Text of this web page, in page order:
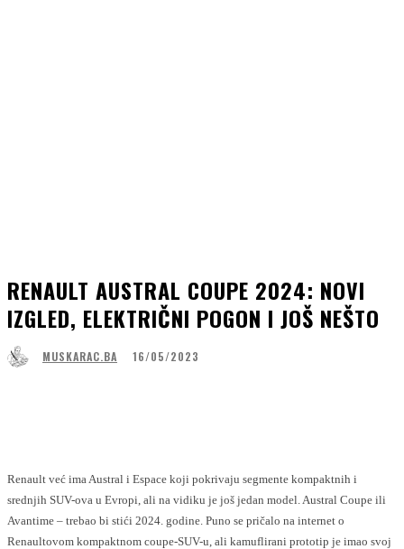
RENAULT AUSTRAL COUPE 2024: NOVI
IZGLED, ELEKTRIČNI POGON I JOŠ NEŠTO
MUSKARAC.BA 16/05/2023
Renault već ima Austral i Espace koji pokrivaju segmente kompaktnih i
srednjih SUV-ova u Evropi, ali na vidiku je još jedan model. Austral Coupe ili
Avantime – trebao bi stići 2024. godine. Puno se pričalo na internet o
Renaultovom kompaktnom coupe-SUV-u, ali kamuflirani prototip je imao svoj